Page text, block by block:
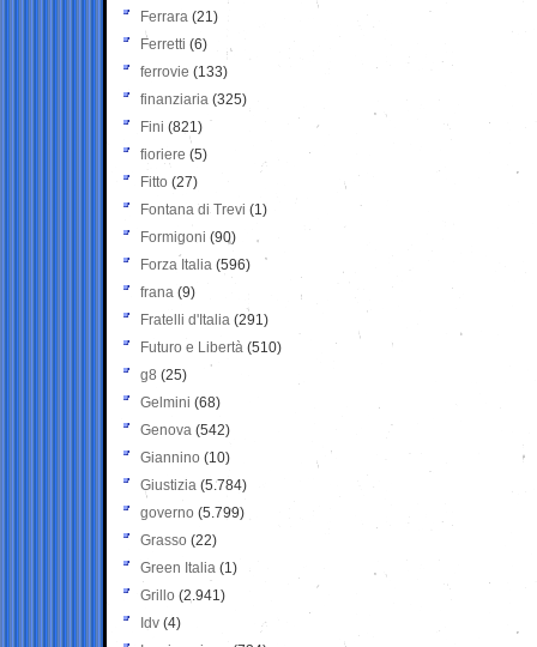
Ferrara (21)
Ferretti (6)
ferrovie (133)
finanziaria (325)
Fini (821)
fioriere (5)
Fitto (27)
Fontana di Trevi (1)
Formigoni (90)
Forza Italia (596)
frana (9)
Fratelli d'Italia (291)
Futuro e Libertà (510)
g8 (25)
Gelmini (68)
Genova (542)
Giannino (10)
Giustizia (5.784)
governo (5.799)
Grasso (22)
Green Italia (1)
Grillo (2.941)
Idv (4)